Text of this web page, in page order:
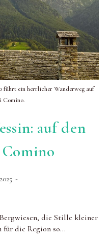
führt ein herrlicher Wanderweg auf
Comino.
auf den
die Stille kleiner
für die Region so…